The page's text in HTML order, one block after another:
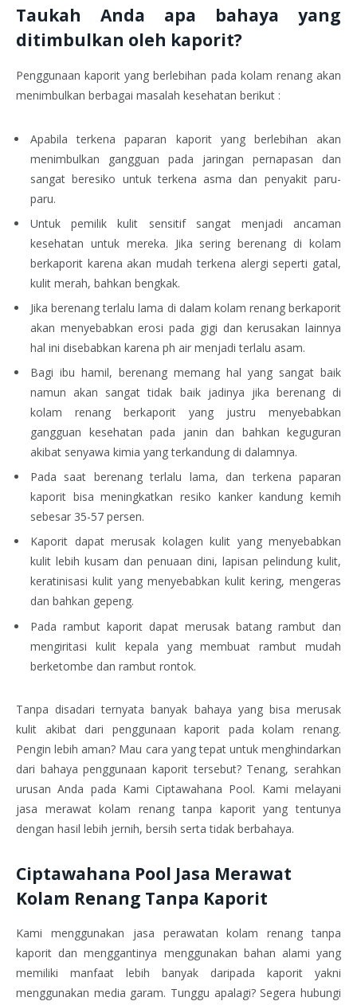
Taukah Anda apa bahaya yang
ditimbulkan oleh kaporit?
Penggunaan kaporit yang berlebihan pada kolam renang akan
menimbulkan berbagai masalah kesehatan berikut :
Apabila terkena paparan kaporit yang berlebihan akan
menimbulkan gangguan pada jaringan pernapasan dan
sangat beresiko untuk terkena asma dan penyakit paru-
paru.
Untuk pemilik kulit sensitif sangat menjadi ancaman
kesehatan untuk mereka. Jika sering berenang di kolam
berkaporit karena akan mudah terkena alergi seperti gatal,
kulit merah, bahkan bengkak.
Jika berenang terlalu lama di dalam kolam renang berkaporit
akan menyebabkan erosi pada gigi dan kerusakan lainnya
hal ini disebabkan karena ph air menjadi terlalu asam.
Bagi ibu hamil, berenang memang hal yang sangat baik
namun akan sangat tidak baik jadinya jika berenang di
kolam renang berkaporit yang justru menyebabkan
gangguan kesehatan pada janin dan bahkan keguguran
akibat senyawa kimia yang terkandung di dalamnya.
Pada saat berenang terlalu lama, dan terkena paparan
kaporit bisa meningkatkan resiko kanker kandung kemih
sebesar 35-57 persen.
Kaporit dapat merusak kolagen kulit yang menyebabkan
kulit lebih kusam dan penuaan dini, lapisan pelindung kulit,
keratinisasi kulit yang menyebabkan kulit kering, mengeras
dan bahkan gepeng.
Pada rambut kaporit dapat merusak batang rambut dan
mengiritasi kulit kepala yang membuat rambut mudah
berketombe dan rambut rontok.
Tanpa disadari ternyata banyak bahaya yang bisa merusak
kulit akibat dari penggunaan kaporit pada kolam renang.
Pengin lebih aman? Mau cara yang tepat untuk menghindarkan
dari bahaya penggunaan kaporit tersebut? Tenang, serahkan
urusan Anda pada Kami Ciptawahana Pool. Kami melayani
jasa merawat kolam renang tanpa kaporit yang tentunya
dengan hasil lebih jernih, bersih serta tidak berbahaya.
Ciptawahana Pool Jasa Merawat
Kolam Renang Tanpa Kaporit
Kami menggunakan jasa perawatan kolam renang tanpa
kaporit dan menggantinya menggunakan bahan alami yang
memiliki manfaat lebih banyak daripada kaporit yakni
menggunakan media garam. Tunggu apalagi? Segera hubungi